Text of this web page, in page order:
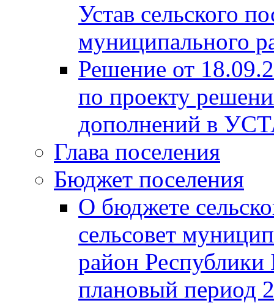
Устав сельского
муниципального
Решение от
по проекту
дополнений в
Глава поселения
Бюджет поселения
О бюджете
сельсовет
район Республики
плановый период